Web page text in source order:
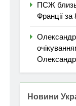
ПСЖ
Франції
Олександр
Новини